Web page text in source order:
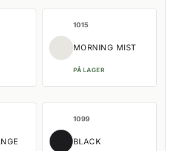
1015
MORNING MIST
PÅ LAGER
1099
BLACK